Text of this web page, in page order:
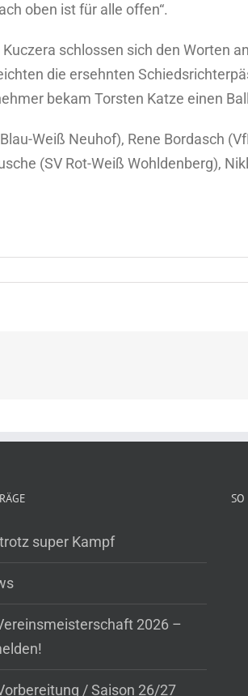
oben ist für alle offen“.
schlossen sich den Worten
die ersehnten
bekam Torsten Katze einen
Weiß Neuhof), Rene Bordasch
(SV Rot-Weiß Wohldenberg),
super Kampf
2026 –
/ Saison 26/27